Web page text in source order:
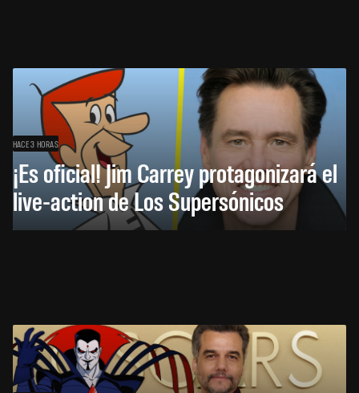
HACE 3 HORAS
¡Es oficial! Jim Carrey protagonizará el
live-action de Los Supersónicos